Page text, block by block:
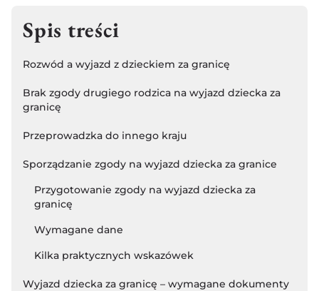
Spis treści
Rozwód a wyjazd z dzieckiem za granicę
Brak zgody drugiego rodzica na wyjazd dziecka za
granicę
Przeprowadzka do innego kraju
Sporządzanie zgody na wyjazd dziecka za granice
Przygotowanie zgody na wyjazd dziecka za
granicę
Wymagane dane
Kilka praktycznych wskazówek
Wyjazd dziecka za granicę – wymagane dokumenty